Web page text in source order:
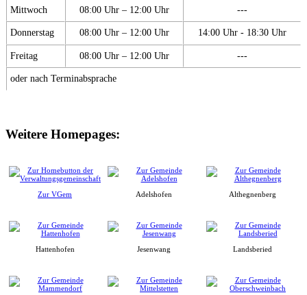
Mittwoch 08:00 Uhr – 12:00 Uhr ---
Donnerstag 08:00 Uhr – 12:00 Uhr 14:00 Uhr - 18:30 Uhr
Freitag 08:00 Uhr – 12:00 Uhr ---
oder nach Terminabsprache
Weitere Homepages:
Zur VGem Adelshofen Althegnenberg
Hattenhofen Jesenwang Landsberied